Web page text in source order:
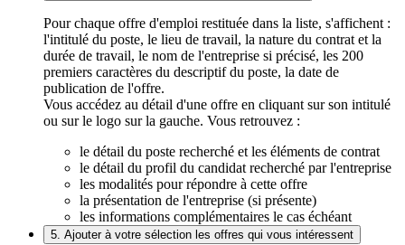
Pour chaque offre d'emploi restituée dans la liste, s'affichent :
l'intitulé du poste, le lieu de travail, la nature du contrat et la
durée de travail, le nom de l'entreprise si précisé, les 200
premiers caractères du descriptif du poste, la date de
publication de l'offre.
Vous accédez au détail d'une offre en cliquant sur son intitulé
ou sur le logo sur la gauche. Vous retrouvez :
le détail du poste recherché et les éléments de contrat
le détail du profil du candidat recherché par l'entreprise
les modalités pour répondre à cette offre
la présentation de l'entreprise (si présente)
les informations complémentaires le cas échéant
5. Ajouter à votre sélection les offres qui vous intéressent